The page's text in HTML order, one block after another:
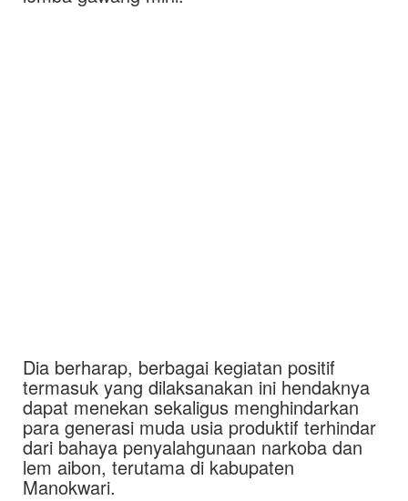
Dia berharap, berbagai kegiatan positif
termasuk yang dilaksanakan ini hendaknya
dapat menekan sekaligus menghindarkan
para generasi muda usia produktif terhindar
dari bahaya penyalahgunaan narkoba dan
lem aibon, terutama di kabupaten
Manokwari.